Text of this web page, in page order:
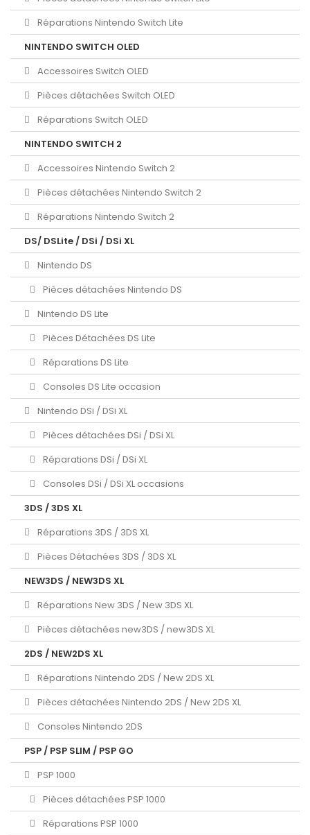
Réparations Nintendo Switch Lite
NINTENDO SWITCH OLED
Accessoires Switch OLED
Pièces détachées Switch OLED
Réparations Switch OLED
NINTENDO SWITCH 2
Accessoires Nintendo Switch 2
Pièces détachées Nintendo Switch 2
Réparations Nintendo Switch 2
DS/ DSLite / DSi / DSi XL
Nintendo DS
Pièces détachées Nintendo DS
Nintendo DS Lite
Pièces Détachées DS Lite
Réparations DS Lite
Consoles DS Lite occasion
Nintendo DSi / DSi XL
Pièces détachées DSi / DSi XL
Réparations DSi / DSi XL
Consoles DSi / DSi XL occasions
3DS / 3DS XL
Réparations 3DS / 3DS XL
Pièces Détachées 3DS / 3DS XL
NEW3DS / NEW3DS XL
Réparations New 3DS / New 3DS XL
Pièces détachées new3DS / new3DS XL
2DS / NEW2DS XL
Réparations Nintendo 2DS / New 2DS XL
Pièces détachées Nintendo 2DS / New 2DS XL
Consoles Nintendo 2DS
PSP / PSP SLIM / PSP GO
PSP 1000
Pièces détachées PSP 1000
Réparations PSP 1000